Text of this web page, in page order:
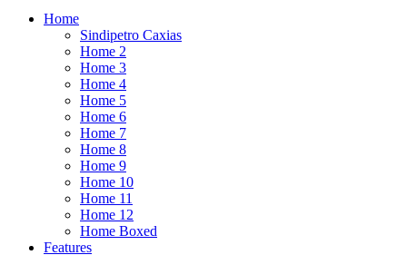
Home
Sindipetro Caxias
Home 2
Home 3
Home 4
Home 5
Home 6
Home 7
Home 8
Home 9
Home 10
Home 11
Home 12
Home Boxed
Features